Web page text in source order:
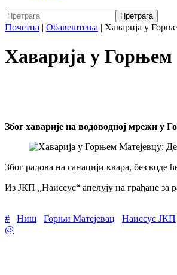
Почетна | Обавештења | Хаварија у
Хаварија у Горњем
Због хаварије на водоводној мрежи у
Због радова на санацији квара, без воде
Из ЈКП „Наиссус“ апелују на грађане за
# Ниш Горњи Матејевац Наиссус ЈКП
@